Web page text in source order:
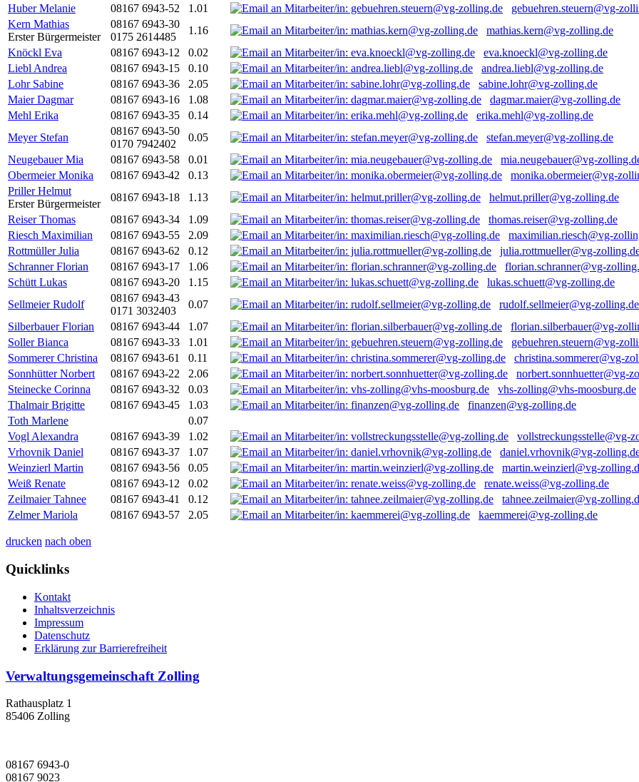
Huber Melanie
08167 6943-52 1.01
gebuehren.steuern@vg-
Kern Mathias
Erster Bürgermeister
08167 6943-30
0175 2614485
1.16
mathias.kern@vg-zolling.de
Knöckl Eva
08167 6943-12 0.02
eva.knoeckl@vg-zolling.de
Liebl Andrea
08167 6943-15 0.10
andrea.liebl@vg-zolling.de
Lohr Sabine
08167 6943-36 2.05
sabine.lohr@vg-zolling.de
Maier Dagmar
08167 6943-16 1.08
dagmar.maier@vg-zolling.de
Mehl Erika
08167 6943-35 0.14
erika.mehl@vg-zolling.de
Meyer Stefan
08167 6943-50
0170 7942402
0.05
stefan.meyer@vg-zolling.de
Neugebauer Mia
08167 6943-58 0.01
mia.neugebauer@vg-
Obermeier Monika
08167 6943-42 0.13
monika.obermeier@vg-
Priller Helmut
Erster Bürgermeister
08167 6943-18 1.13
helmut.priller@vg-zolling.de
Reiser Thomas
08167 6943-34 1.09
thomas.reiser@vg-zolling.de
Riesch Maximilian
08167 6943-55 2.09
maximilian.riesch@vg-
Rottmüller Julia
08167 6943-62 0.12
julia.rottmueller@vg-
Schranner Florian
08167 6943-17 1.06
florian.schranner@vg-
Schütt Lukas
08167 6943-20 1.15
lukas.schuett@vg-zolling.de
Sellmeier Rudolf
08167 6943-43
0171 3032403
0.07
rudolf.sellmeier@vg-zolling.de
Silberbauer Florian
08167 6943-44 1.07
florian.silberbauer@vg-
Soller Bianca
08167 6943-33 1.01
gebuehren.steuern@vg-
Sommerer Christina
08167 6943-61 0.11
christina.sommerer@vg-
Sonnhütter Norbert
08167 6943-22 2.06
norbert.sonnhuetter@vg-
Steinecke Corinna
08167 6943-32 0.03
vhs-zolling@vhs-moosburg.de
Thalmair Brigitte
08167 6943-45 1.03
finanzen@vg-zolling.de
Toth Marlene
0.07
Vogl Alexandra
08167 6943-39 1.02
vollstreckungsstelle@vg-
Vrhovnik Daniel
08167 6943-37 1.07
daniel.vrhovnik@vg-
Weinzierl Martin
08167 6943-56 0.05
martin.weinzierl@vg-
Weiß Renate
08167 6943-12 0.02
renate.weiss@vg-zolling.de
Zeilmaier Tahnee
08167 6943-41 0.12
tahnee.zeilmaier@vg-
Zelmer Mariola
08167 6943-57 2.05 kaemmerei@vg-zolling.de
drucken nach oben
Quicklinks
Kontakt
Inhaltsverzeichnis
Impressum
Datenschutz
Erklärung zur Barrierefreiheit
Verwaltungsgemeinschaft Zolling
Rathausplatz 1
85406 Zolling
08167 6943-0
08167 9023